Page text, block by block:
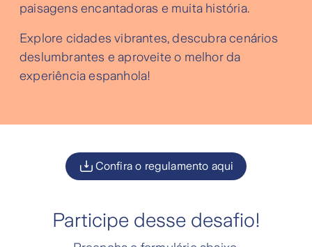
paisagens encantadoras e muita história.
Explore cidades vibrantes, descubra cenários
deslumbrantes e aproveite o melhor da
experiência espanhola!
Confira o regulamento aqui
Participe desse desafio!